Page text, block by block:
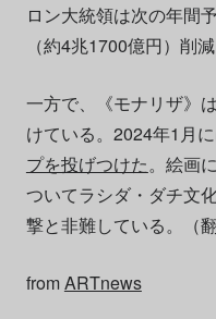
ロン大統領は次の年間
（約4兆1700億円）削
一方で、《モナリザ》
けている。2024年1月
プを投げつけた。絵画
ついてラシダ・ダチ文
撃と非難している。（
fromARTnews